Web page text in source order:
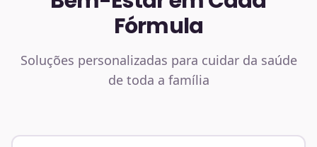
Fórmula
Soluções personalizadas para cuidar da saúde
de toda a família